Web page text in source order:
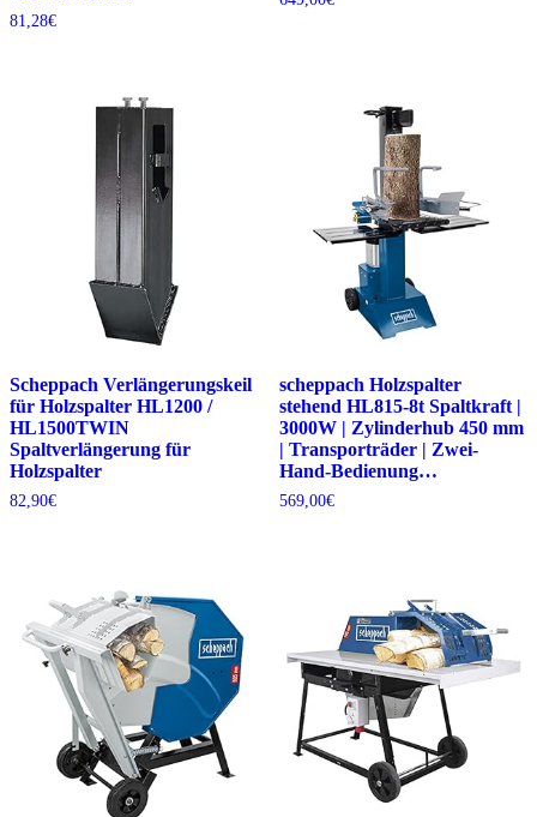
81,28€
Scheppach Verlängerungskeil
für Holzspalter HL1200 /
HL1500TWIN
Spaltverlängerung für
Holzspalter
82,90€
scheppach Holzspalter
stehend HL815-8t Spaltkraft |
3000W | Zylinderhub 450 mm
| Transporträder | Zwei-
Hand-Bedienung…
569,00€